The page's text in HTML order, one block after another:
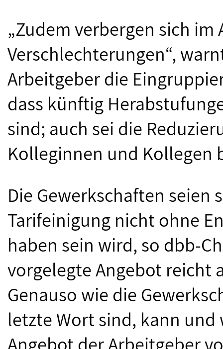
„Zudem verbergen sich
Verschlechterungen“,
Arbeitgeber die
dass künftig
sind; auch sei die
Kolleginnen und Kollegen
Die Gewerkschaften seien
Tarifeinigung nicht ohne
haben sein wird, so dbb-
vorgelegte Angebot reicht
Genauso wie die
letzte Wort sind, kann und
Angebot der Arbeitgeber